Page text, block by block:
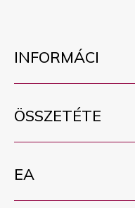
INFORMÁCI
ÖSSZETÉTE
EA